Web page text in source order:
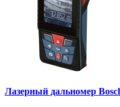
Лазерный дальномер